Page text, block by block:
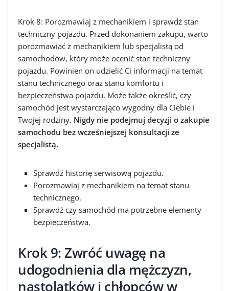
Krok 8: Porozmawiaj z mechanikiem i sprawdź stan
techniczny pojazdu. Przed dokonaniem zakupu, warto
porozmawiać z mechanikiem lub specjalistą od
samochodów, który może ocenić stan techniczny
pojazdu. Powinien on udzielić Ci informacji na temat
stanu technicznego oraz stanu komfortu i
bezpieczeństwa pojazdu. Może także określić, czy
samochód jest wystarczająco wygodny dla Ciebie i
Twojej rodziny. Nigdy nie podejmuj decyzji o zakupie
samochodu bez wcześniejszej konsultacji ze
specjalistą.
Sprawdź historię serwisową pojazdu.
Porozmawiaj z mechanikiem na temat stanu
technicznego.
Sprawdź czy samochód ma potrzebne elementy
bezpieczeństwa.
Krok 9: Zwróć uwagę na
udogodnienia dla mężczyzn,
nastolatków i chłopców w